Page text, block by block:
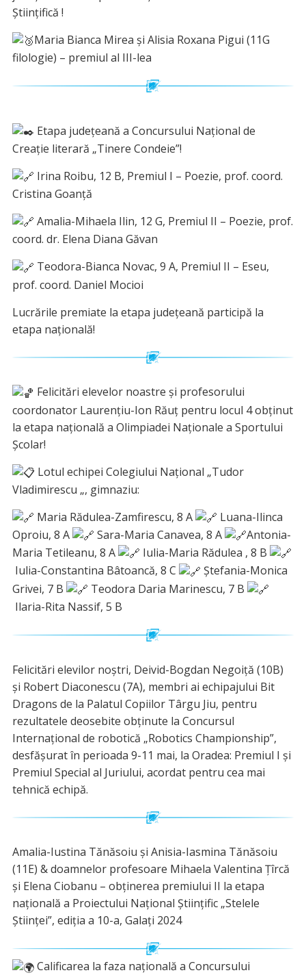
Științifică !
Maria Bianca Mirea și Alisia Roxana Pigui (11G
filologie) – premiul al III-lea
Etapa județeană a Concursului Național de
Creație literară „Tinere Condeie”!
Irina Roibu, 12 B, Premiul I – Poezie, prof. coord.
Cristina Goanță
Amalia-Mihaela Ilin, 12 G, Premiul II – Poezie, prof.
coord. dr. Elena Diana Găvan
Teodora-Bianca Novac, 9 A, Premiul II – Eseu,
prof. coord. Daniel Mocioi
Lucrările premiate la etapa județeană participă la
etapa națională!
Felicitări elevelor noastre și profesorului
coordonator Laurențiu-Ion Răuț pentru locul 4 obținut
la etapa națională a Olimpiadei Naționale a Sportului
Școlar!
Lotul echipei Colegiului Național „Tudor
Vladimirescu „, gimnaziu:
Maria Rădulea-Zamfirescu, 8 A
Luana-Ilinca
Oproiu, 8 A
Sara-Maria Canavea, 8 A
Antonia-
Maria Tetileanu, 8 A
Iulia-Maria Rădulea , 8 B
Iulia-Constantina Bâtoancă, 8 C
Ștefania-Monica
Grivei, 7 B
Teodora Daria Marinescu, 7 B
Ilaria-Rita Nassif, 5 B
Felicitări elevilor noștri, Deivid-Bogdan Negoiță (10B)
și Robert Diaconescu (7A), membri ai echipajului Bit
Dragons de la Palatul Copiilor Târgu Jiu, pentru
rezultatele deosebite obținute la Concursul
Internațional de robotică „Robotics Championship”,
desfășurat în perioada 9-11 mai, la Oradea: Premiul I și
Premiul Special al Juriului, acordat pentru cea mai
tehnică echipă.
Amalia-Iustina Tănăsoiu și Anisia-Iasmina Tănăsoiu
(11E) & doamnelor profesoare Mihaela Valentina Țîrcă
și Elena Ciobanu – obținerea premiului II la etapa
națională a Proiectului Național Științific „Stelele
Științei”, ediția a 10-a, Galați 2024
Calificarea la faza națională a Concursului